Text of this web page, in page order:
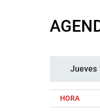
Jueves
HORA